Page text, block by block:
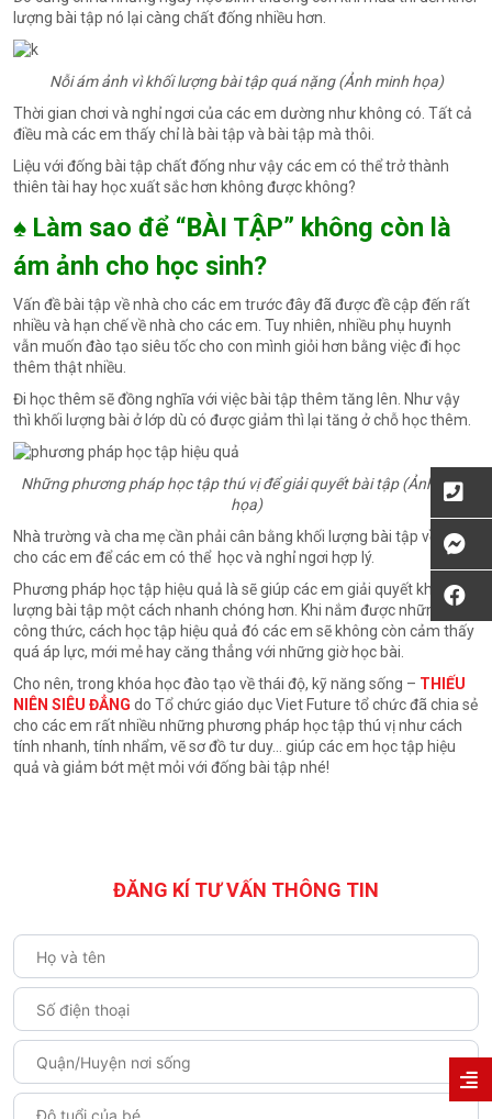
lượng bài tập nó lại càng chất đống nhiều hơn.
Nỗi ám ảnh vì khối lượng bài tập quá nặng (Ảnh minh họa)
Thời gian chơi và nghỉ ngơi của các em dường như không có. Tất cả
điều mà các em thấy chỉ là bài tập và bài tập mà thôi.
Liệu với đống bài tập chất đống như vậy các em có thể trở thành
thiên tài hay học xuất sắc hơn không được không?
♠ Làm sao để “BÀI TẬP” không còn là
ám ảnh cho học sinh?
Vấn đề bài tập về nhà cho các em trước đây đã được đề cập đến rất
nhiều và hạn chế về nhà cho các em. Tuy nhiên, nhiều phụ huynh
vẫn muốn đào tạo siêu tốc cho con mình giỏi hơn bằng việc đi học
thêm thật nhiều.
Đi học thêm sẽ đồng nghĩa với việc bài tập thêm tăng lên. Như vậy
thì khối lượng bài ở lớp dù có được giảm thì lại tăng ở chỗ học thêm.
Những phương pháp học tập thú vị để giải quyết bài tập (Ảnh minh
họa)
Nhà trường và cha mẹ cần phải cân bằng khối lượng bài tập về nhà
cho các em để các em có thể học và nghỉ ngơi hợp lý.
Phương pháp học tập hiệu quả là sẽ giúp các em giải quyết khối
lượng bài tập một cách nhanh chóng hơn. Khi nắm được những
công thức, cách học tập hiệu quả đó các em sẽ không còn cảm thấy
quá áp lực, mới mẻ hay căng thẳng với những giờ học bài.
Cho nên, trong khóa học đào tạo về thái độ, kỹ năng sống – THIẾU
NIÊN SIÊU ĐẲNG do Tổ chức giáo dục Viet Future tổ chức đã chia sẻ
cho các em rất nhiều những phương pháp học tập thú vị như cách
tính nhanh, tính nhẩm, vẽ sơ đồ tư duy… giúp các em học tập hiệu
quả và giảm bớt mệt mỏi với đống bài tập nhé!
ĐĂNG KÍ TƯ VẤN THÔNG TIN